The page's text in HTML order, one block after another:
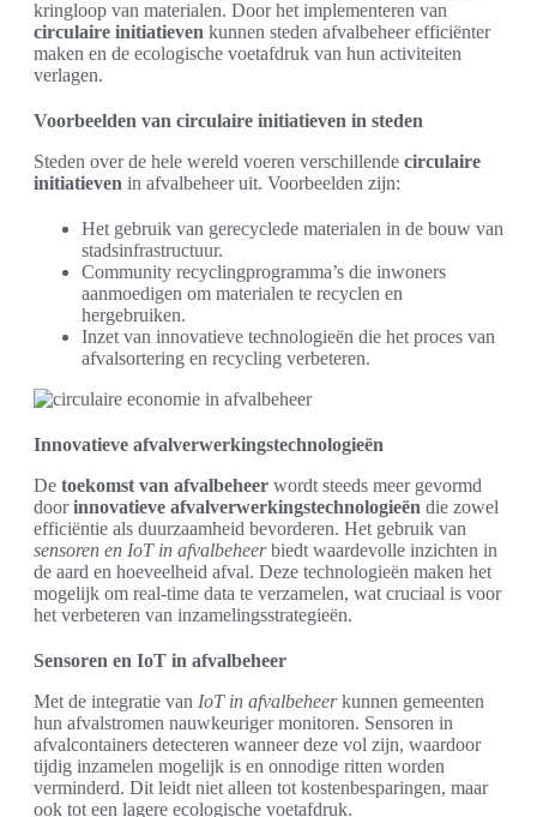
kringloop van materialen. Door het implementeren van
circulaire initiatieven kunnen steden afvalbeheer efficiënter
maken en de ecologische voetafdruk van hun activiteiten
verlagen.
Voorbeelden van circulaire initiatieven in steden
Steden over de hele wereld voeren verschillende circulaire
initiatieven in afvalbeheer uit. Voorbeelden zijn:
Het gebruik van gerecyclede materialen in de bouw van
stadsinfrastructuur.
Community recyclingprogramma’s die inwoners
aanmoedigen om materialen te recyclen en
hergebruiken.
Inzet van innovatieve technologieën die het proces van
afvalsortering en recycling verbeteren.
Innovatieve afvalverwerkingstechnologieën
De toekomst van afvalbeheer wordt steeds meer gevormd
doorinnovatieve afvalverwerkingstechnologieën die zowel
efficiëntie als duurzaamheid bevorderen. Het gebruik van
sensoren en IoT in afvalbeheerbiedt waardevolle inzichten in
de aard en hoeveelheid afval. Deze technologieën maken het
mogelijk om real-time data te verzamelen, wat cruciaal is voor
het verbeteren van inzamelingsstrategieën.
Sensoren en IoT in afvalbeheer
Met de integratie van IoT in afvalbeheerkunnen gemeenten
hun afvalstromen nauwkeuriger monitoren. Sensoren in
afvalcontainers detecteren wanneer deze vol zijn, waardoor
tijdig inzamelen mogelijk is en onnodige ritten worden
verminderd. Dit leidt niet alleen tot kostenbesparingen, maar
ook tot een lagere ecologische voetafdruk.